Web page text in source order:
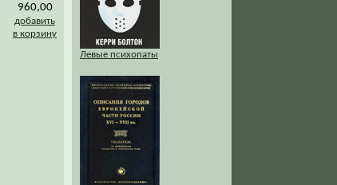
960,00
добавить
в корзину
Левые психопаты